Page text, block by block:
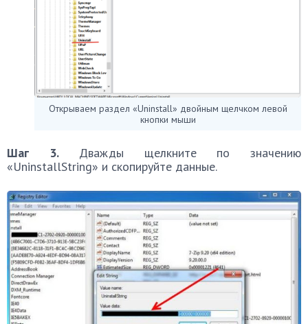
Открываем раздел «Uninstall» двойным щелчком левой
кнопки мыши
Шаг 3.Дважды щелкните по значению
«UninstallString» и скопируйте данные.